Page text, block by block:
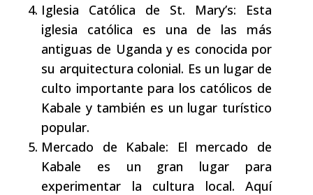
Iglesia Católica de St. Mary’s: Esta
iglesia católica es una de las más
antiguas de Uganda y es conocida por
su arquitectura colonial. Es un lugar de
culto importante para los católicos de
Kabale y también es un lugar turístico
popular.
Mercado de Kabale: El mercado de
Kabale es un gran lugar para
experimentar la cultura local. Aquí